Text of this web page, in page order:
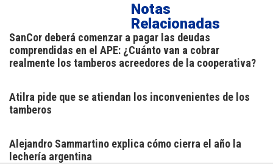
Notas
Relacionadas
SanCor deberá comenzar a pagar las deudas
comprendidas en el APE: ¿Cuánto van a cobrar
realmente los tamberos acreedores de la cooperativa?
Atilra pide que se atiendan los inconvenientes de los
tamberos
Alejandro Sammartino explica cómo cierra el año la
lechería argentina